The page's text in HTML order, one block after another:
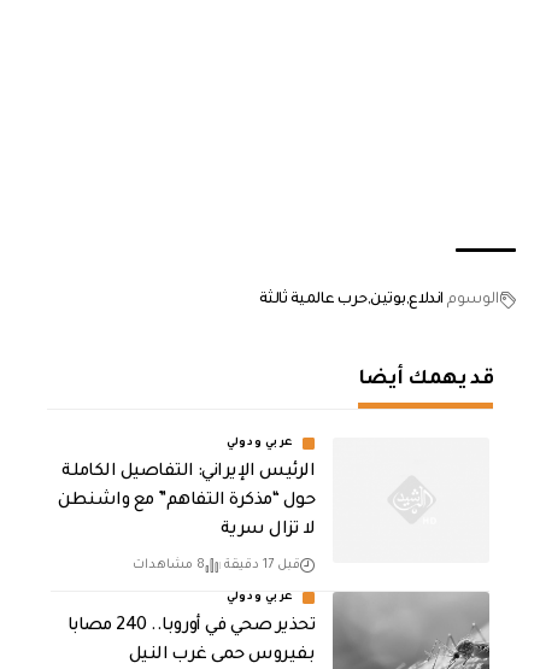
الوسوم اندلاع بوتينحرب عالمية ثالثة
قد يهمك أيضا
عربي ودولي
الرئيس الإيراني: التفاصيل الكاملة
حول “مذكرة التفاهم” مع واشنطن
لا تزال سرية
قبل 17 دقيقة 8 مشاهدات
عربي ودولي
تحذير صحي في أوروبا.. 240 مصابا
بفيروس حمى غرب النيل